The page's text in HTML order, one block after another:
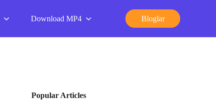
Download MP4 Bloglar
Popular Articles